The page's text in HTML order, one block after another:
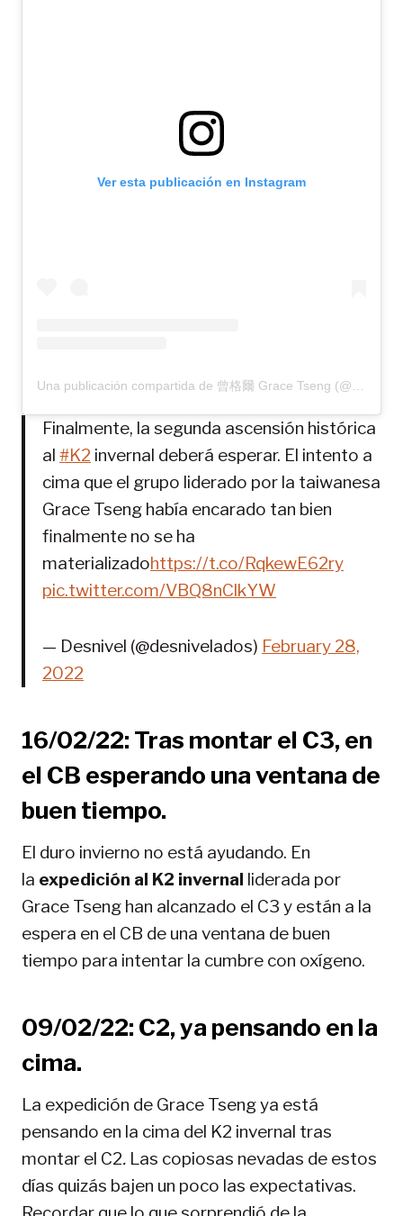
Ver esta publicación en Instagram
Finalmente, la segunda ascensión histórica
al #K2 invernal deberá esperar. El intento a
cima que el grupo liderado por la taiwanesa
Grace Tseng había encarado tan bien
finalmente no se ha
materializadohttps://t.co/RqkewE62ry
pic.twitter.com/VBQ8nClkYW
— Desnivel (@desnivelados) February 28,
2022
16/02/22: Tras montar el C3, en
el CB esperando una ventana de
buen tiempo.
El duro invierno no está ayudando. En
la expedición al K2 invernal liderada por
Grace Tseng han alcanzado el C3 y están a la
espera en el CB de una ventana de buen
tiempo para intentar la cumbre con oxígeno.
09/02/22: C2, ya pensando en la
cima.
La expedición de Grace Tseng ya está
pensando en la cima del K2 invernal tras
montar el C2. Las copiosas nevadas de estos
días quizás bajen un poco las expectativas.